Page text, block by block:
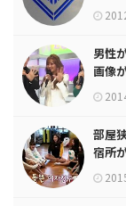
男性
画像
部屋
宿所